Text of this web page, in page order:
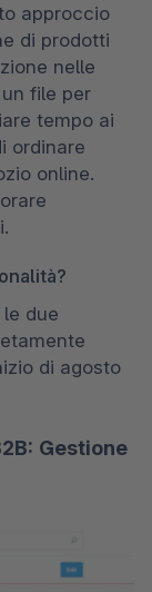
approccio
di prodotti
nelle
file per
tempo ai
ordinare
online.
due
di agosto
Gestione